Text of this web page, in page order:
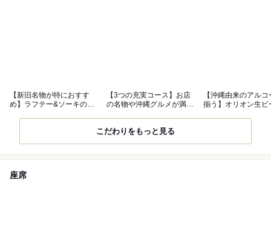
【新旧名物が特におすす
め】ラフテー&ソーキのガ
【3つの充実コース】お店
の名物や沖縄グルメが満遍
【沖縄由来のアル
揃う】オリオン生ビ
こだわりをもっと見る
座席